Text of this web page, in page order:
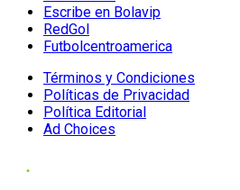
Escribe en Bolavip
RedGol
Futbolcentroamerica
Términos y Condiciones
Políticas de Privacidad
Política Editorial
Ad Choices